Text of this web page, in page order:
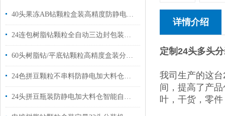
40头果冻AB钻颗粒盒装高精度防静电称重分装机厂家供应
24连包树脂钻颗粒全自动三边封包装机厂家定制
60头树脂钻/平底钻颗粒高精度盒装分装机厂家供应
24色拼豆颗粒不串料防静电加大料仓智能分装机技术上门安装
24头拼豆瓶装防静电加大料仓智能自动分装机厂家供应
详情介绍
定制24头多头
我司生产的这台
间，提高了产
叶，干货，零